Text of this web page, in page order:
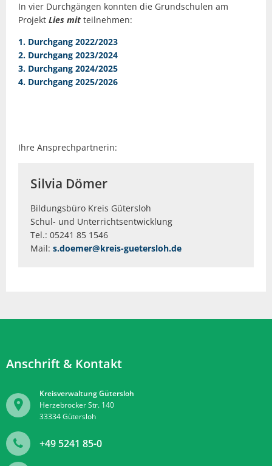
In vier Durchgängen konnten die Grundschulen am
Projekt Lies mit teilnehmen:
1. Durchgang 2022/2023
2. Durchgang 2023/2024
3. Durchgang 2024/2025
4. Durchgang 2025/2026
Ihre Ansprechpartnerin:
Silvia Dömer
Bildungsbüro Kreis Gütersloh
Schul- und Unterrichtsentwicklung
Tel.: 05241 85 1546
Mail: s.doemer@kreis-guetersloh.de
Anschrift & Kontakt
Kreisverwaltung Gütersloh
Herzebrocker Str. 140
33334Gütersloh
+49 5241 85-0